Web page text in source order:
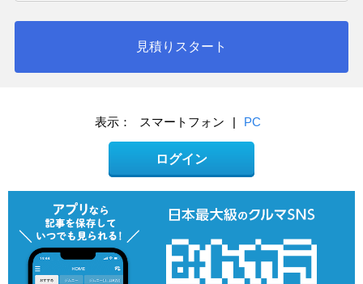
見積りスタート
表示： スマートフォン | PC
ログイン